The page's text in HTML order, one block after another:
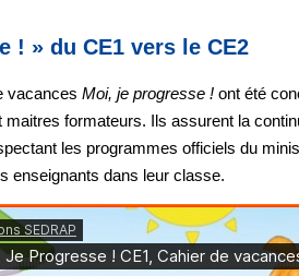
! » du CE1 vers le CE2
vacances Moi, je progresse ! ont été
maitres formateurs. Ils assurent la
les programmes officiels du
enseignants dans leur classe.